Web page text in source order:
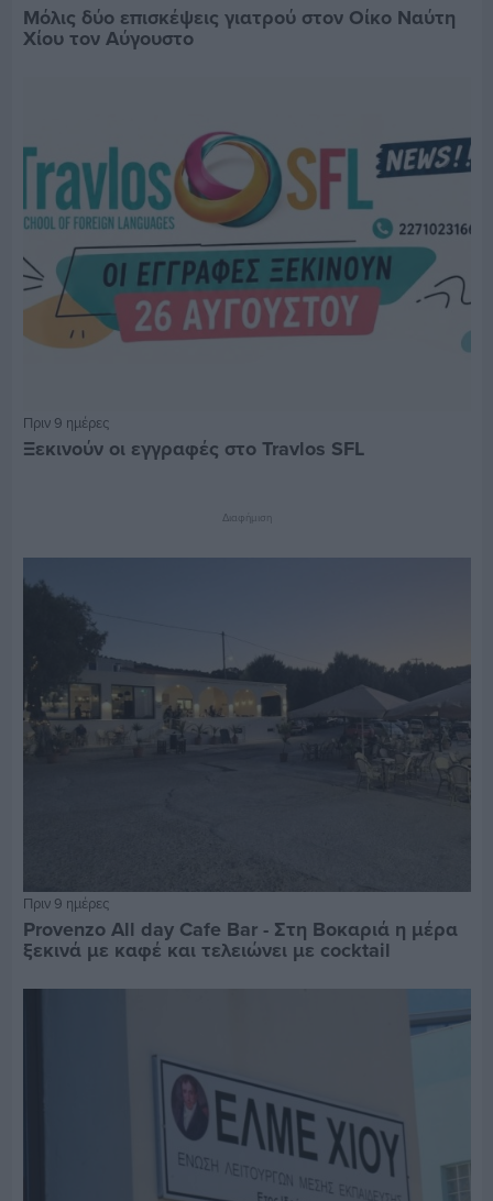
Μόλις δύο επισκέψεις γιατρού στον Οίκο Ναύτη
Χίου τον Αύγουστο
Πριν 9 ημέρες
Ξεκινούν οι εγγραφές στο Travlos SFL
Διαφήμιση
Πριν 9 ημέρες
Provenzo All day Cafe Bar - Στη Βοκαριά η μέρα
ξεκινά με καφέ και τελειώνει με cocktail